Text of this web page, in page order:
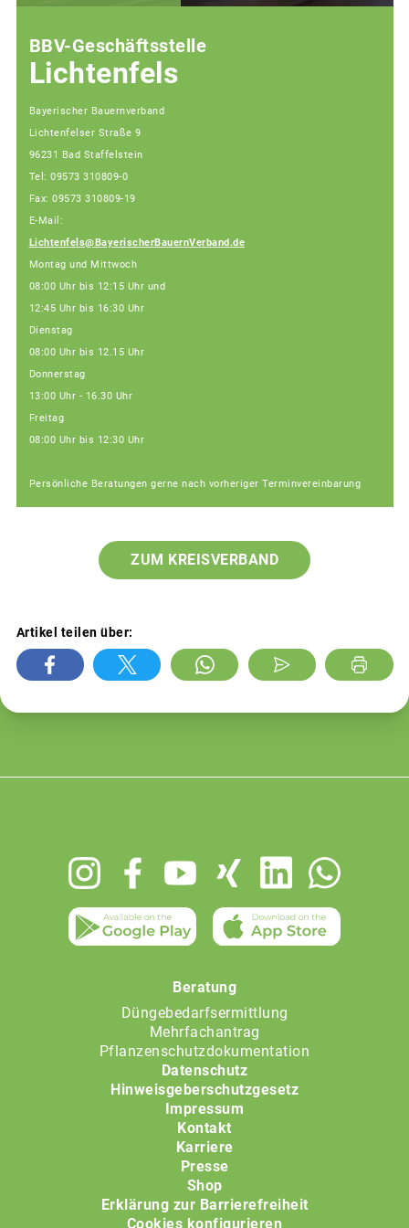
BBV-Geschäftsstelle
Lichtenfels
Bayerischer Bauernverband
Lichtenfelser Straße 9
96231 Bad Staffelstein
Tel: 09573 310809-0
Fax: 09573 310809-19
E-Mail:
Lichtenfels@BayerischerBauernVerband.de
Montag und Mittwoch
08:00 Uhr bis 12:15 Uhr und
12:45 Uhr bis 16:30 Uhr
Dienstag
08:00 Uhr bis 12.15 Uhr
Donnerstag
13:00 Uhr - 16.30 Uhr
Freitag
08:00 Uhr bis 12:30 Uhr
Persönliche Beratungen gerne nach vorheriger Terminvereinbarung
ZUM KREISVERBAND
Artikel teilen über:
Beratung
Düngebedarfsermittlung
Mehrfachantrag
Pflanzenschutzdokumentation
Datenschutz
Hinweisgeberschutzgesetz
Impressum
Kontakt
Karriere
Presse
Shop
Erklärung zur Barrierefreiheit
Cookies konfigurieren